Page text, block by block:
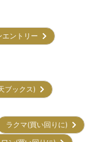
エントリー
ブックス)
ラクマ(買い回りに)